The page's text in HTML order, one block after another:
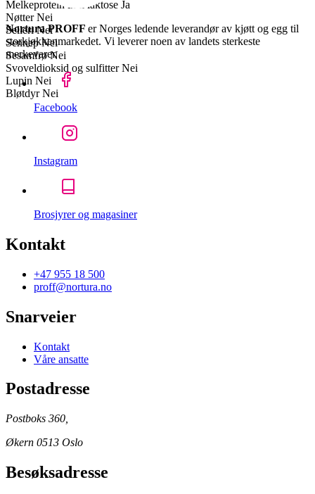
Melkeprotein inkl laktose Ja
Nøtter Nei
Selleri Nei
Sennep Nei
Sesamfrø Nei
Svoveldioksid og sulfitter Nei
Lupin Nei
Bløtdyr Nei
Nortura PROFF er Norges ledende leverandør av kjøtt og egg til
storkjøkkenmarkedet. Vi leverer noen av landets sterkeste
merkevarer.
Facebook
Instagram
Brosjyrer og magasiner
Kontakt
+47 955 18 500
proff@nortura.no
Snarveier
Kontakt
Våre ansatte
Postadresse
Postboks 360,
Økern 0513 Oslo
Besøksadresse